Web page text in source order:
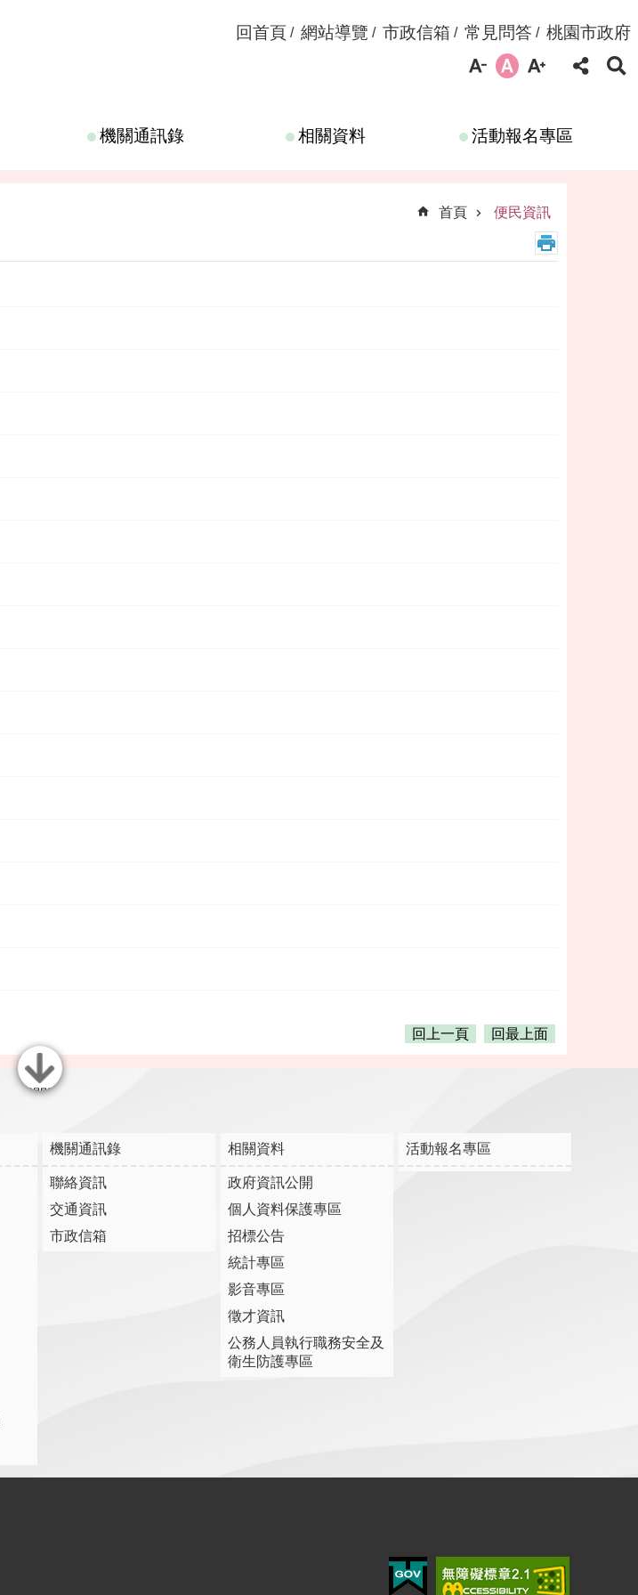
回首頁 網站導覽 市政信箱 常見問答 桃園市政府
機關通訊錄 相關資料 活動報名專區
首頁
便民資訊
回上一頁 回最上面
關閉
機關通訊錄
聯絡資訊
交通資訊
市政信箱
相關資料
政府資訊公開
個人資料保護專區
招標公告
統計專區
影音專區
徵才資訊
公務人員執行職務安全及
衛生防護專區
活動報名專區